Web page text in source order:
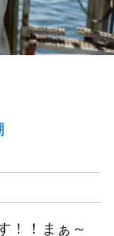
！！まぁ～